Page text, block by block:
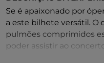
Se é apaixonado por
a este bilhete versátil. O
pulmões comprimidos
poder assistir ao